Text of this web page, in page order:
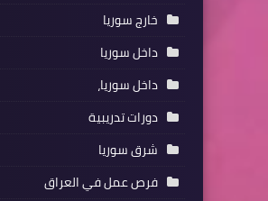
خارج سوريا
داخل سوريا
داخل سوريا،
دورات تدريبية
شرق سوريا
فرص عمل في العراق